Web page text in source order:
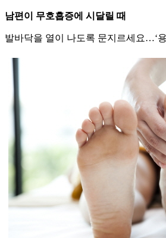
남편이 무호흡증에 시달릴 때
발바닥을 열이 나도록 문지르세요…‘